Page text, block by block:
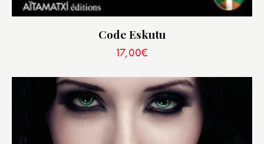
Code Eskutu
17,00€